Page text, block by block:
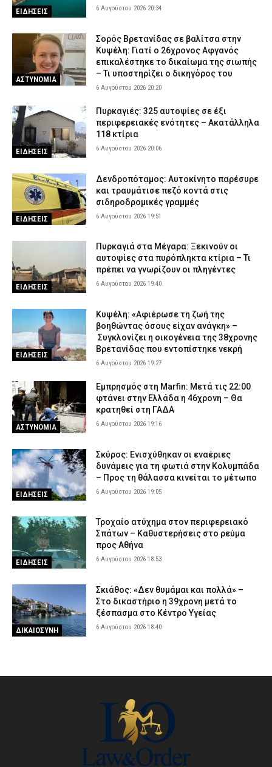
ΕΙΔΗΣΕΙΣ 6 Αυγούστου 2026 20:34
ΑΣΤΥΝΟΜΙΑ
Σορός Βρετανίδας σε βαλίτσα στην
Κυψέλη: Γιατί ο 26χρονος Αφγανός
επικαλέστηκε το δικαίωμα της σιωπής
– Τι υποστηρίζει ο δικηγόρος του
6 Αυγούστου 2026 20:20
ΕΙΔΗΣΕΙΣ
Πυρκαγιές: 325 αυτοψίες σε έξι
περιφερειακές ενότητες – Ακατάλληλα
118 κτίρια
6 Αυγούστου 2026 20:06
ΕΙΔΗΣΕΙΣ
Δενδροπόταμος: Αυτοκίνητο παρέσυρε
και τραυμάτισε πεζό κοντά στις
σιδηροδρομικές γραμμές
6 Αυγούστου 2026 19:51
ΕΙΔΗΣΕΙΣ
Πυρκαγιά στα Μέγαρα: Ξεκινούν οι
αυτοψίες στα πυρόπληκτα κτίρια – Τι
πρέπει να γνωρίζουν οι πληγέντες
6 Αυγούστου 2026 19:40
ΕΙΔΗΣΕΙΣ
Κυψέλη: «Αφιέρωσε τη ζωή της
βοηθώντας όσους είχαν ανάγκη» –
Συγκλονίζει η οικογένεια της 38χρονης
Βρετανίδας που εντοπίστηκε νεκρή
6 Αυγούστου 2026 19:27
ΑΣΤΥΝΟΜΙΑ
Εμπρησμός στη Marfin: Μετά τις 22:00
φτάνει στην Ελλάδα η 46χρονη – Θα
κρατηθεί στη ΓΑΔΑ
6 Αυγούστου 2026 19:16
ΕΙΔΗΣΕΙΣ
Σκύρος: Ενισχύθηκαν οι εναέριες
δυνάμεις για τη φωτιά στην Κολυμπάδα
– Προς τη θάλασσα κινείται το μέτωπο
6 Αυγούστου 2026 19:05
ΕΙΔΗΣΕΙΣ
Τροχαίο ατύχημα στον περιφερειακό
Σπάτων – Καθυστερήσεις στο ρεύμα
προς Αθήνα
6 Αυγούστου 2026 18:53
ΔΙΚΑΙΟΣΥΝΗ
Σκιάθος: «Δεν θυμάμαι και πολλά» –
Στο δικαστήριο η 39χρονη μετά το
ξέσπασμα στο Κέντρο Υγείας
6 Αυγούστου 2026 18:40